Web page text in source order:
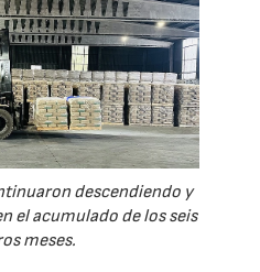
descendiendo y
el acumulado de los seis
meses.